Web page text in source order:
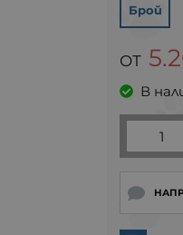
Брой
В